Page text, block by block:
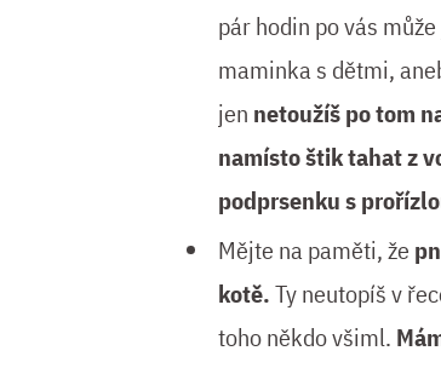
pár hodin po vás
maminka s dětmi,
jen netoužíš po tom
namísto štik tahat z
podprsenku s
Mějte na paměti, že
kotě.Ty neutopíš v
toho někdo všiml.